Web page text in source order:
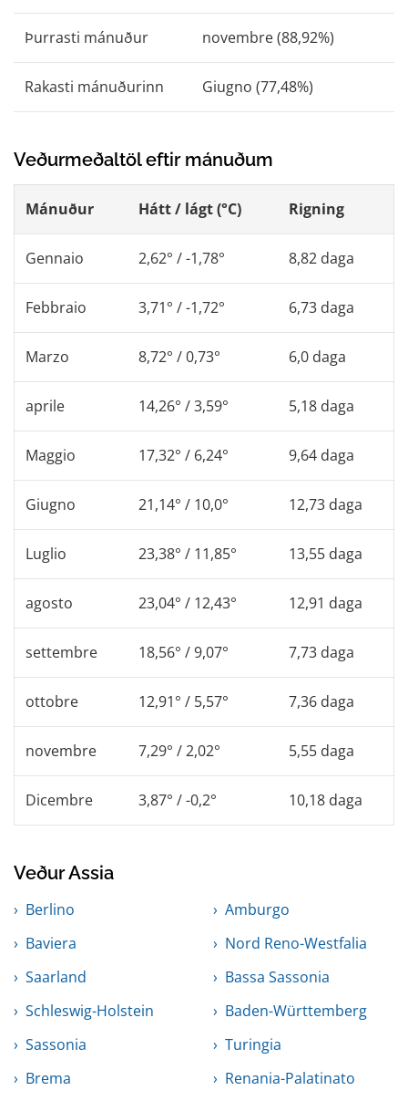
Þurrasti mánuður novembre (88,92%)
Rakasti mánuðurinn Giugno (77,48%)
Veðurmeðaltöl eftir mánuðum
Mánuður Hátt / lágt (°C) Rigning
Gennaio 2,62° / -1,78° 8,82 daga
Febbraio 3,71° / -1,72° 6,73 daga
Marzo 8,72° / 0,73° 6,0 daga
aprile 14,26° / 3,59° 5,18 daga
Maggio 17,32° / 6,24° 9,64 daga
Giugno 21,14° / 10,0° 12,73 daga
Luglio 23,38° / 11,85° 13,55 daga
agosto 23,04° / 12,43° 12,91 daga
settembre 18,56° / 9,07° 7,73 daga
ottobre 12,91° / 5,57° 7,36 daga
novembre 7,29° / 2,02° 5,55 daga
Dicembre 3,87° / -0,2° 10,18 daga
Veður Assia
Berlino
Amburgo
Baviera
Nord Reno-Westfalia
Saarland
Bassa Sassonia
Schleswig-Holstein
Baden-Württemberg
Sassonia
Turingia
Brema
Renania-Palatinato